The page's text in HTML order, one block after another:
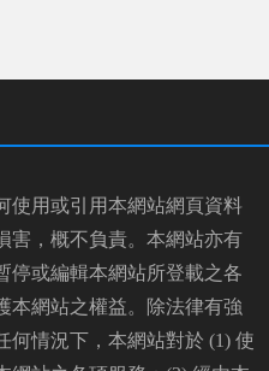
使用或引用本網站網頁資料
害，概不負責。本網站亦有
停或編輯本網站所登載之各
本網站之權益。除法律有強
何情況下，本網站對於 (1) 使